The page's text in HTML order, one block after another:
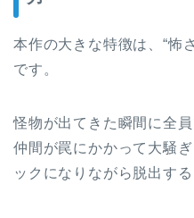
本作の大きな特徴は、“怖
です。
怪物が出てきた瞬間に全
仲間が罠にかかって大騒
ックになりながら脱出す